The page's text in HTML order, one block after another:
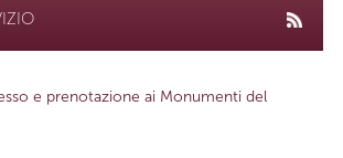
e prenotazione ai Monumenti del